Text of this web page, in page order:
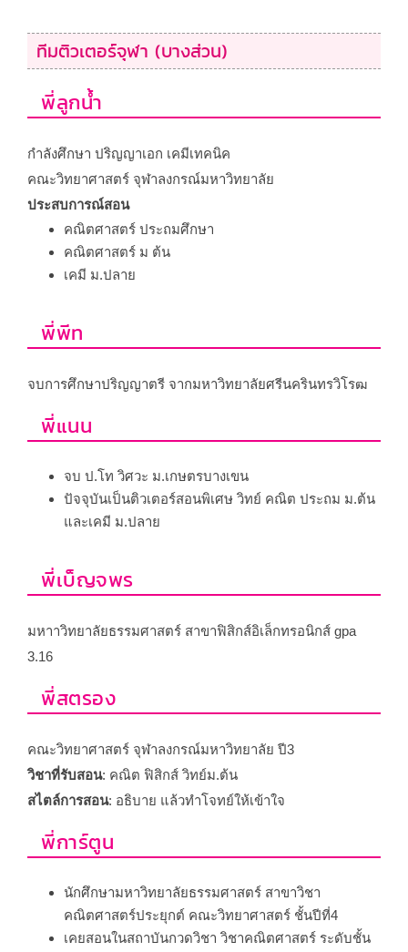
ทีมติวเตอร์จุฬา (บางส่วน)
พี่ลูกน้ำ
กำลังศึกษา ปริญญาเอก เคมีเทคนิค
คณะวิทยาศาสตร์ จุฬาลงกรณ์มหาวิทยาลัย
ประสบการณ์สอน
คณิตศาสตร์ ประถมศึกษา
คณิตศาสตร์ ม ต้น
เคมี ม.ปลาย
พี่พีท
จบการศึกษาปริญญาตรี จากมหาวิทยาลัยศรีนครินทรวิโรฒ
พี่แนน
จบ ป.โท วิศวะ ม.เกษตรบางเขน
ปัจจุบันเป็นติวเตอร์สอนพิเศษ วิทย์ คณิต ประถม ม.ต้น
และเคมี ม.ปลาย
พี่เบ็ญจพร
มหาาวิทยาลัยธรรมศาสตร์ สาขาฟิสิกส์อิเล็กทรอนิกส์ gpa
3.16
พี่สตรอง
คณะวิทยาศาสตร์ จุฬาลงกรณ์มหาวิทยาลัย ปี3
วิชาที่รับสอน: คณิต ฟิสิกส์ วิทย์ม.ต้น
สไตล์การสอน: อธิบาย แล้วทำโจทย์ให้เข้าใจ
พี่การ์ตูน
นักศึกษามหาวิทยาลัยธรรมศาสตร์ สาขาวิชา
คณิตศาสตร์ประยุกต์ คณะวิทยาศาสตร์ ชั้นปีที่4
เคยสอนในสถาบันกวดวิชา วิชาคณิตศาสตร์ ระดับชั้น